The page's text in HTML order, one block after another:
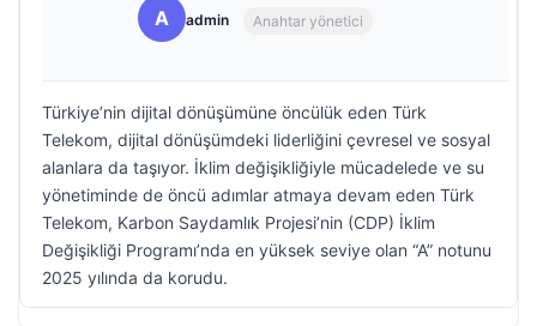
A admin Anahtar yönetici
Türkiye’nin dijital dönüşümüne öncülük eden Türk
Telekom, dijital dönüşümdeki liderliğini çevresel ve sosyal
alanlara da taşıyor. İklim değişikliğiyle mücadelede ve su
yönetiminde de öncü adımlar atmaya devam eden Türk
Telekom, Karbon Saydamlık Projesi’nin (CDP) İklim
Değişikliği Programı’nda en yüksek seviye olan “A” notunu
2025 yılında da korudu.